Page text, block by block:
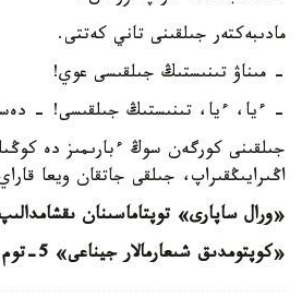
مادىبەكتەر جىلقىنى تاني كەتتى.
- مىناۋ تىنىستىڭ جىلقىسى عوي!
- ءيا، ءيا، تىنىستىڭ جىلقىسى! -
جىلقىنى كورگەن سوڭ ءبارىمىز دە
اڭىرايىڭقىراپ، جىلقى جاتقان ويعا
«ورال ساپارى» توپتاماسىنان
«كوپتومدىق شىعارمالار جيناعى» 5-توم